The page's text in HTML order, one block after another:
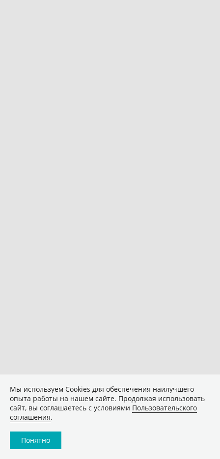
Мы используем Сookies для обеспечения наилучшего
опыта работы на нашем сайте. Продолжая использовать
сайт, вы соглашаетесь с условиями Пользовательского
соглашения.
Понятно